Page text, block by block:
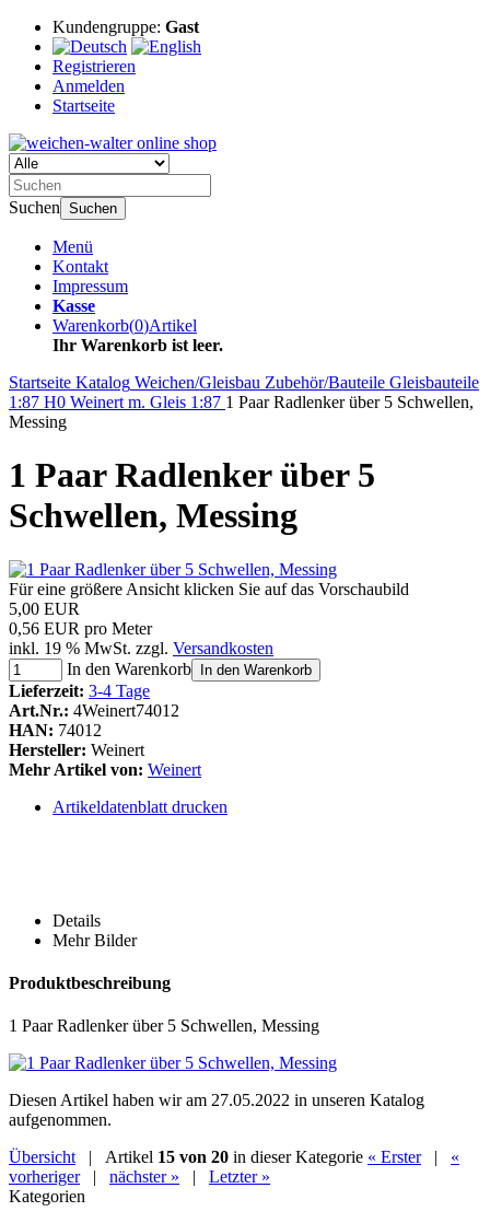
Kundengruppe: Gast
Registrieren
Anmelden
Startseite
Suchen Suchen
Menü
Kontakt
Impressum
Kasse
Warenkorb(0)Artikel
Ihr Warenkorb ist leer.
Startseite Katalog Weichen/Gleisbau Zubehör/Bauteile Gleisbauteile
1:87 H0 Weinert m. Gleis 1:87 1 Paar Radlenker über 5 Schwellen,
Messing
1 Paar Radlenker über 5
Schwellen, Messing
Für eine größere Ansicht klicken Sie auf das Vorschaubild
5,00 EUR
0,56 EUR pro Meter
inkl. 19 % MwSt. zzgl. Versandkosten
In den Warenkorb
In den Warenkorb
Lieferzeit: 3-4 Tage
Art.Nr.: 4Weinert74012
HAN: 74012
Hersteller: Weinert
Mehr Artikel von: Weinert
Artikeldatenblatt drucken
Details
Mehr Bilder
Produktbeschreibung
1 Paar Radlenker über 5 Schwellen, Messing
Diesen Artikel haben wir am 27.05.2022 in unseren Katalog
aufgenommen.
Übersicht| Artikel 15 von 20 in dieser Kategorie « Erster| «
vorheriger| nächster » | Letzter »
Kategorien